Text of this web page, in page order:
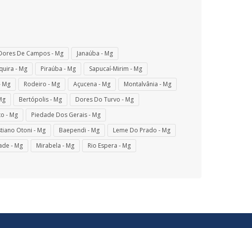
De Campos - Mg
Janaúba - Mg
- Mg Piraúba - Mg
Sapucaí-Mirim - Mg
Mg Rodeiro - Mg Açucena - Mg
Montalvânia - Mg
Bertópolis - Mg
Dores Do Turvo - Mg
- Mg
Piedade Dos Gerais - Mg
Otoni - Mg Baependi - Mg
Leme Do Prado - Mg
- Mg Mirabela - Mg
Rio Espera - Mg